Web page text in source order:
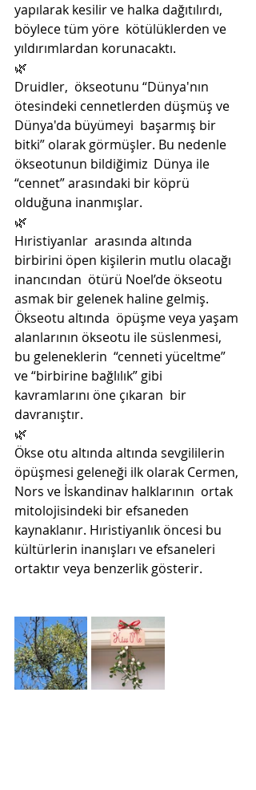
yapılarak kesilir ve halka dağıtılırdı,
böylece tüm yöre  kötülüklerden ve
yıldırımlardan korunacaktı.
🌿
Druidler,  ökseotunu “Dünya'nın
ötesindeki cennetlerden düşmüş ve
Dünya'da büyümeyi  başarmış bir
bitki” olarak görmüşler. Bu nedenle
ökseotunun bildiğimiz  Dünya ile
“cennet” arasındaki bir köprü
olduğuna inanmışlar.
🌿
Hıristiyanlar  arasında altında
birbirini öpen kişilerin mutlu olacağı
inancından  ötürü Noel’de ökseotu
asmak bir gelenek haline gelmiş.
Ökseotu altında  öpüşme veya yaşam
alanlarının ökseotu ile süslenmesi,
bu geleneklerin  “cenneti yüceltme”
ve “birbirine bağlılık” gibi
kavramlarını öne çıkaran  bir
davranıştır.
🌿
Ökse otu altında altında sevgililerin
öpüşmesi geleneği ilk olarak Cermen,
Nors ve İskandinav halklarının  ortak
mitolojisindeki bir efsaneden
kaynaklanır. Hıristiyanlık öncesi bu
kültürlerin inanışları ve efsaneleri
ortaktır veya benzerlik gösterir.